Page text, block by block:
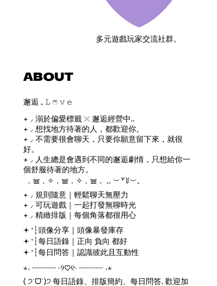
多元遊戲玩家交流社群。
ABOUT
邂逅 ₊ 𝙻 ෆ 𝚟 𝚎
+ ⸝ 溺於偏愛標籤 𓏴 邂逅經營中..
+ ⸝ 想找地方待著的人，都歡迎你。
+ ⸝ 不需要很會聊天，只要你願意留下來，就很
好。
+ ⸝ 人生總是會遇到不同的邂逅劇情，只想給你一
個舒服待著的地方。
ㅤㅤㅤㅤ ．𖠌．✧．𖠌．✧．𖠌． ₊. ︶꒷꒦︶₊
+ ⸝ 規則隨意｜輕鬆聊天無壓力
+ ⸝ 可玩遊戲｜一起打發無聊時光
+ ⸝ 精緻排版｜每個角落都很用心
𖥔 ⁺┆頭像分享｜頭像暴發庫存
𖥔 ⁺┆每日語錄｜正向 負向 都好
𖥔 ⁺┆每日問答｜認識彼此且互動性
︎⋆˖ ┈︎┈︎┈︎┈┈︎ ᵕ୨♡︎୧ᵕ ┈︎┈︎┈︎┈┈︎ ˖⋆
( ੭˙ᗜ˙)੭ 每日語錄、排版簡約、每日問答. 歡迎加